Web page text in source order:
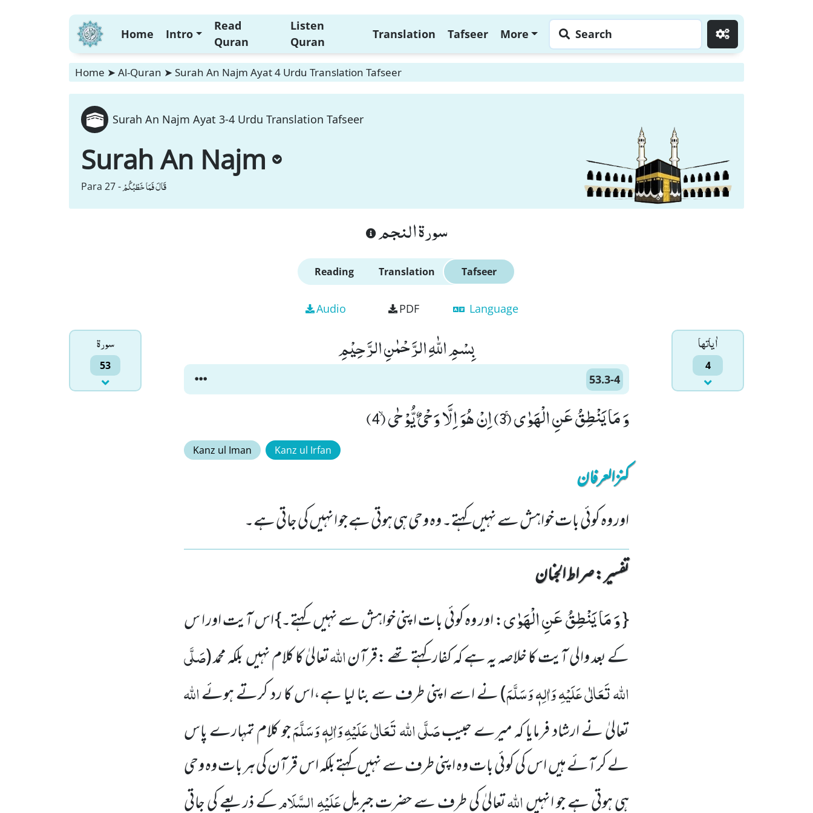
Home Intro
Read
Quran
Listen
Quran
Translation Tafseer More Search
Home ➤ Al-Quran ➤ Surah An Najm Ayat 4 Urdu Translation Tafseer
Surah An Najm Ayat 3-4 Urdu Translation Tafseer
Surah An Najm
Para 27 -قَالَ فَمَا خَطْبُكُمْ
سورة النجم
Reading Translation Tafseer
Audio PDF Language
سورۃ
53
اٰياتها
4
بِسْمِ اللّٰهِ الرَّحْمٰنِ الرَّحِیْمِ
53.3-4
وَ مَا یَنْطِقُ عَنِ الْهَوٰىۚ (3) اِنْ هُوَ اِلَّا وَحْیٌ یُّوْحٰىۙ (4)
Kanz ul Iman Kanz ul Irfan
کنزالعرفان
اور وہ کوئی بات خواہش سے نہیں کہتے۔ وہ وحی ہی ہوتی ہے جو انہیں کی جاتی ہے۔
تفسیر : ‎صراط الجنان
{وَ مَا یَنْطِقُ عَنِ الْهَوٰى: اور وہ کوئی بات اپنی خواہش سے نہیں کہتے۔} اس آیت اور ا س
کے بعد والی آیت کا خلاصہ یہ ہے کہ کفار کہتے تھے :قرآناللہتعالیٰ کا کلام نہیں بلکہ محمد(صَلَّی
اللہ تَعَالٰی عَلَیْہِوَاٰلِہٖ وَسَلَّمَ)نے اسے اپنی طرف سے بنا لیا ہے،اس کا رد کرتے ہوئےاللہ
تعالیٰ نے ارشاد فرمایا کہ میرے حبیبصَلَّی اللہ تَعَالٰی عَلَیْہِوَاٰلِہٖ وَسَلَّمَجو کلام تمہارے پاس
لے کر آئے ہیں اس کی کوئی بات وہ اپنی طرف سے نہیں کہتے بلکہ اس قرآن کی ہر بات وہ وحی
ہی ہوتی ہے جو انہیںاللہتعالیٰ کی طرف سے حضرت جبریلعَلَیْہِ السَّلَامکے ذریعے کی جاتی